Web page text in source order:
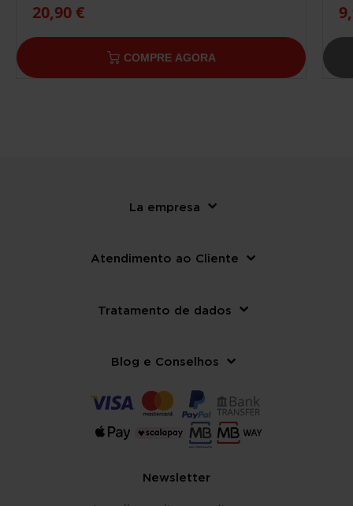
20,90 €
COMPRE AGORA
La empresa
Atendimento ao Cliente
Tratamento de dados
Blog e Conselhos
Newsletter